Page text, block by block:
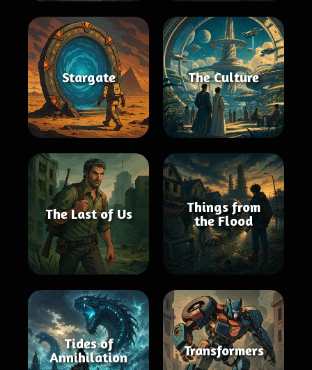
Stargate The Culture
The Last of Us
Things from
the Flood
Tides of
Annihilation
Transformers